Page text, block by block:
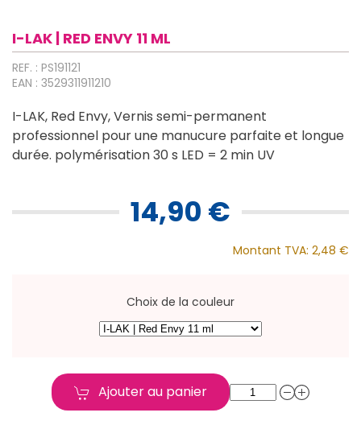
I-LAK | RED ENVY 11 ML
REF. : PS191121
EAN : 3529311911210
I-LAK, Red Envy, Vernis semi-permanent
professionnel pour une manucure parfaite et longue
durée. polymérisation 30 s LED = 2 min UV
14,90 €
Montant TVA: 2,48 €
Choix de la couleur
Ajouter au panier